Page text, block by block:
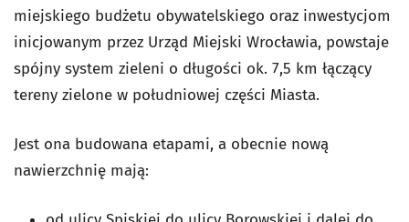
miejskiego budżetu obywatelskiego oraz inwestycjom
inicjowanym przez Urząd Miejski Wrocławia, powstaje
spójny system zieleni o długości ok. 7,5 km łączący
tereny zielone w południowej części Miasta.
Jest ona budowana etapami, a obecnie nową
nawierzchnię mają: